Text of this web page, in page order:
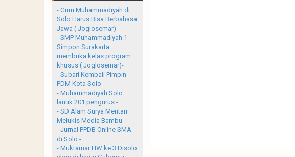
- Guru Muhammadiyah di
Solo Harus Bisa Berbahasa
Jawa ( Joglosemar)-
- SMP Muhammadiyah 1
Simpon Surakarta
membuka kelas program
khusus ( Joglosemar)-
- Subari Kembali Pimpin
PDM Kota Solo -
- Muhammadiyah Solo
lantik 201 pengurus -
- SD Alam Surya Mentari
Melukis Media Bambu -
- Jurnal PPDB Online SMA
di Solo -
- Muktamar HW ke 3 Disolo